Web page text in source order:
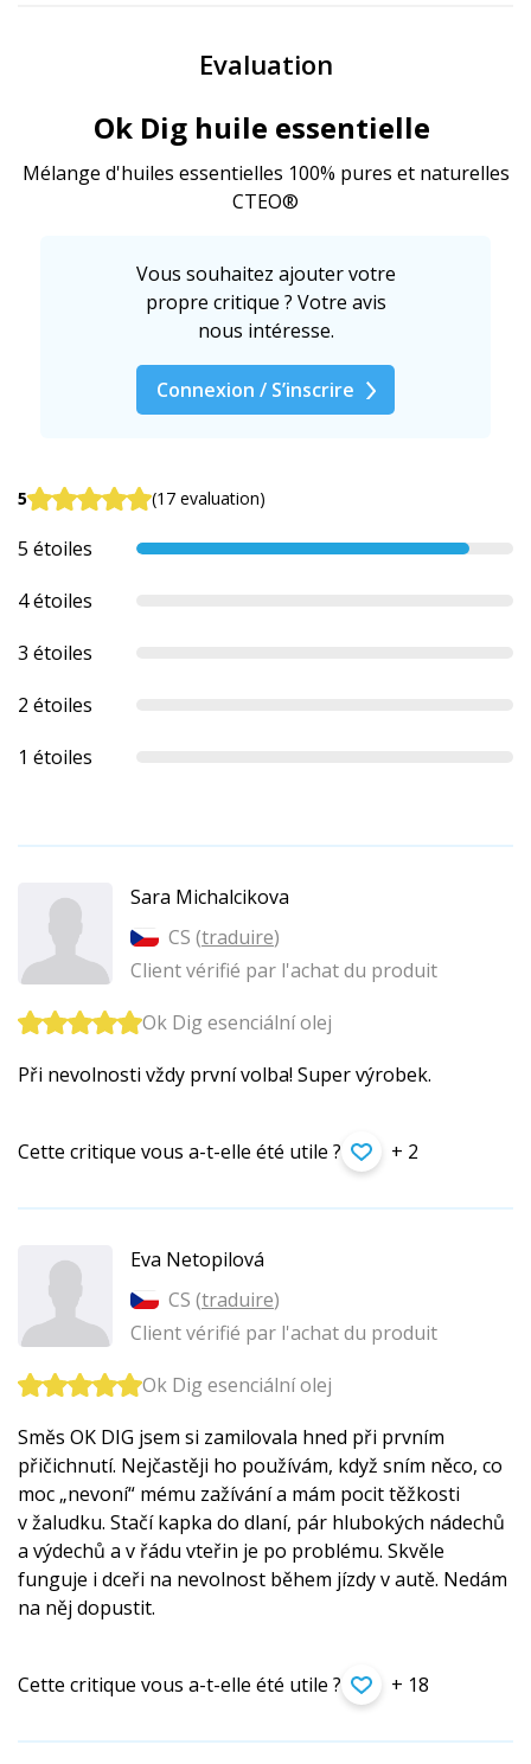
Evaluation
Ok Dig huile essentielle
Mélange d'huiles essentielles 100% pures et naturelles
CTEO®
Vous souhaitez ajouter votre
propre critique ? Votre avis
nous intéresse.
Connexion / S’inscrire
5 (17 evaluation)
5 étoiles
4 étoiles
3 étoiles
2 étoiles
1 étoiles
Sara Michalcikova
CS (traduire)
Client vérifié par l'achat du produit
Ok Dig esenciální olej
Při nevolnosti vždy první volba! Super výrobek.
Cette critique vous a-t-elle été utile ? + 2
Eva Netopilová
CS (traduire)
Client vérifié par l'achat du produit
Ok Dig esenciální olej
Směs OK DIG jsem si zamilovala hned při prvním
přičichnutí. Nejčastěji ho používám, když sním něco, co
moc „nevoní“ mému zažívání a mám pocit těžkosti
v žaludku. Stačí kapka do dlaní, pár hlubokých nádechů
a výdechů a v řádu vteřin je po problému. Skvěle
funguje i dceři na nevolnost během jízdy v autě. Nedám
na něj dopustit.
Cette critique vous a-t-elle été utile ? + 18